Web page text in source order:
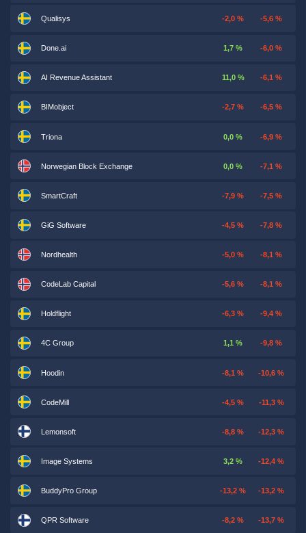
Qualisys -2,0 % -5,6 %
Done.ai 1,7 % -6,0 %
AI Revenue Assistant 11,0 % -6,1 %
BIMobject -2,7 % -6,5 %
Triona 0,0 % -6,9 %
Norwegian Block Exchange 0,0 % -7,1 %
SmartCraft -7,9 % -7,5 %
GiG Software -4,5 % -7,8 %
Nordhealth -5,0 % -8,1 %
CodeLab Capital -5,6 % -8,1 %
Holdflight -6,3 % -9,4 %
4C Group 1,1 % -9,8 %
Hoodin -8,1 % -10,6 %
CodeMill -4,5 % -11,3 %
Lemonsoft -8,8 % -12,3 %
Image Systems 3,2 % -12,4 %
BuddyPro Group -13,2 % -13,2 %
QPR Software -8,2 % -13,7 %